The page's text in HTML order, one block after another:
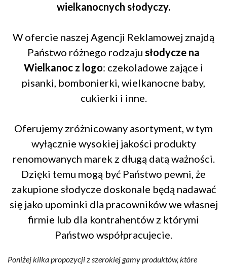
wielkanocnych słodyczy.
W ofercie naszej Agencji Reklamowej znajdą
Państwo różnego rodzaju słodycze na
Wielkanoc z logo: czekoladowe zające i
pisanki, bombonierki, wielkanocne baby,
cukierki i inne.
Oferujemy zróżnicowany asortyment, w tym
wyłącznie wysokiej jakości produkty
renomowanych marek z długą datą ważności.
Dzięki temu mogą być Państwo pewni, że
zakupione słodycze doskonale będą nadawać
się jako upominki dla pracowników we własnej
firmie lub dla kontrahentów z którymi
Państwo współpracujecie.
Poniżej kilka propozycji z szerokiej gamy produktów, które